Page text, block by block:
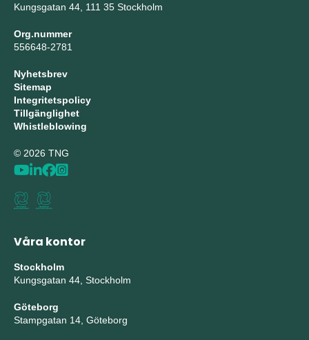
Kungsgatan 44, 111 35 Stockholm
Org.nummer
556648-2781
Nyhetsbrev
Sitemap
Integritetspolicy
Tillgänglighet
Whistleblowing
© 2026 TNG
Våra kontor
Stockholm
Kungsgatan 44, Stockholm
Göteborg
Stampgatan 14, Göteborg